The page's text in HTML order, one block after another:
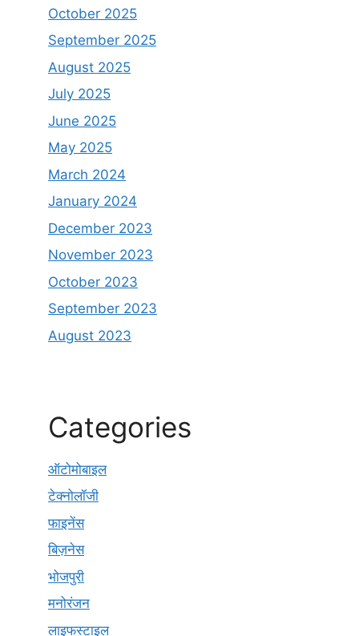
October 2025
September 2025
August 2025
July 2025
June 2025
May 2025
March 2024
January 2024
December 2023
November 2023
October 2023
September 2023
August 2023
Categories
ऑटोमोबाइल
टेक्नोलॉजी
फाइनेंस
बिज़नेस
भोजपुरी
मनोरंजन
लाइफस्टाइल